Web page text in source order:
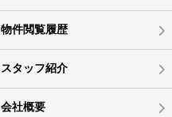
物件閲覧履歴
スタッフ紹介
会社概要